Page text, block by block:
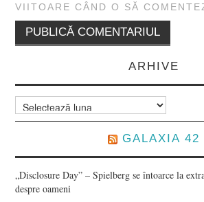
VIITOARE CÂND O SĂ
ARHIVE
Arhive
GALAXIA 42
„Disclosure Day” – Spielberg se întoarce la
despre oameni